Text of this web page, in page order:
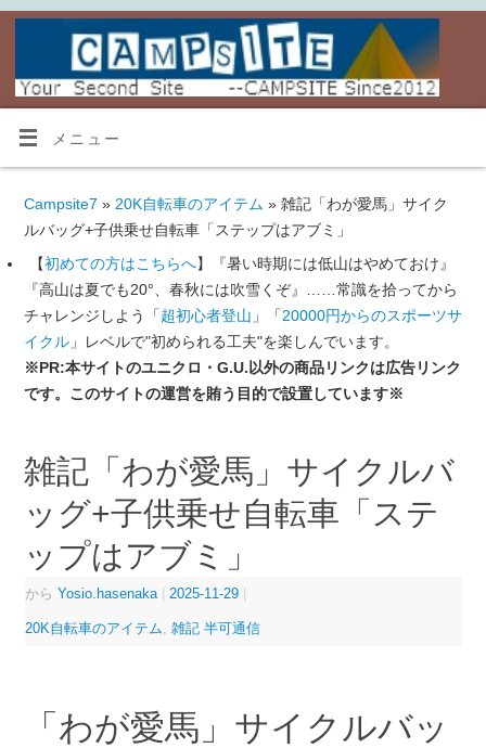
メニュー
Campsite7 » 20K自転車のアイテム » 雑記「わが愛馬」サイク
ルバッグ+子供乗せ自転車「ステップはアブミ」
【初めての方はこちらへ】『暑い時期には低山はやめておけ』
『高山は夏でも20°、春秋には吹雪くぞ』……常識を拾ってから
チャレンジしよう「超初心者登山 」「20000円からのスポーツサ
イクル」レベルで"初められる工夫"を楽しんでいます。
※PR:本サイトのユニクロ・G.U.以外の商品リンクは広告リンク
です。このサイトの運営を賄う目的で設置しています※
雑記「わが愛馬」サイクルバ
ッグ+子供乗せ自転車「ステ
ップはアブミ」
から Yosio.hasenaka 2025-11-29
20K自転車のアイテム 雑記 半可通信
「わが愛馬」サイクルバッ